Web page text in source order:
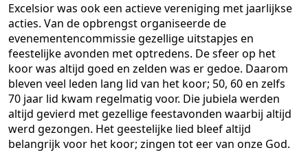
Excelsior was ook een actieve vereniging met jaarlijkse
acties. Van de opbrengst organiseerde de
evenementencommissie gezellige uitstapjes en
feestelijke avonden met optredens. De sfeer op het
koor was altijd goed en zelden was er gedoe. Daarom
bleven veel leden lang lid van het koor; 50, 60 en zelfs
70 jaar lid kwam regelmatig voor. Die jubiela werden
altijd gevierd met gezellige feestavonden waarbij altijd
werd gezongen. Het geestelijke lied bleef altijd
belangrijk voor het koor; zingen tot eer van onze God.